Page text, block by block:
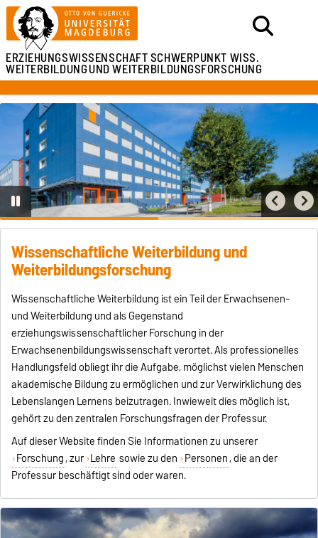
ERZIEHUNGSWISSENSCHAFTSCHWERPUNKT WISS.
WEITERBILDUNGUND WEITERBILDUNGSFORSCHUNG
Wissenschaftliche Weiterbildung und
Weiterbildungsforschung
Wissenschaftliche Weiterbildung ist ein Teil der Erwachsenen-
und Weiterbildung und als Gegenstand
erziehungswissenschaftlicher Forschung in der
Erwachsenenbildungswissenschaft verortet. Als professionelles
Handlungsfeld obliegt ihr die Aufgabe, möglichst vielen Menschen
akademische Bildung zu ermöglichen und zur Verwirklichung des
Lebenslangen Lernens beizutragen. Inwieweit dies möglich ist,
gehört zu den zentralen Forschungsfragen der Professur.
Auf dieser Website finden Sie Informationen zu unserer
Forschung, zur Lehre sowie zu den Personen, die an der
Professur beschäftigt sind oder waren.